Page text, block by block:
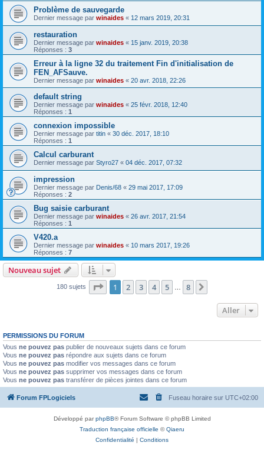
Problème de sauvegarde
Dernier message par winaides « 12 mars 2019, 20:31
restauration
Dernier message par winaides « 15 janv. 2019, 20:38
Réponses : 3
Erreur à la ligne 32 du traitement Fin d'initialisation de
FEN_AFSauve.
Dernier message par winaides « 20 avr. 2018, 22:26
default string
Dernier message par winaides « 25 févr. 2018, 12:40
Réponses : 1
connexion impossible
Dernier message par titin « 30 déc. 2017, 18:10
Réponses : 1
Calcul carburant
Dernier message par Styro27 « 04 déc. 2017, 07:32
impression
Dernier message par Denis/68 « 29 mai 2017, 17:09
Réponses : 2
Bug saisie carburant
Dernier message par winaides « 26 avr. 2017, 21:54
Réponses : 1
V420.a
Dernier message par winaides « 10 mars 2017, 19:26
Réponses : 7
Nouveau sujet
180 sujets Page 1sur8
1 2 3 4 5 8
Aller
PERMISSIONS DU FORUM
Vous ne pouvez pas publier de nouveaux sujets dans ce forum
Vous ne pouvez pas répondre aux sujets dans ce forum
Vous ne pouvez pas modifier vos messages dans ce forum
Vous ne pouvez pas supprimer vos messages dans ce forum
Vous ne pouvez pas transférer de pièces jointes dans ce forum
Forum FPLogiciels Fuseau horaire sur UTC+02:00
Développé parphpBB® Forum Software © phpBB Limited
Traduction française officielle ©Qiaeru
Confidentialité | Conditions